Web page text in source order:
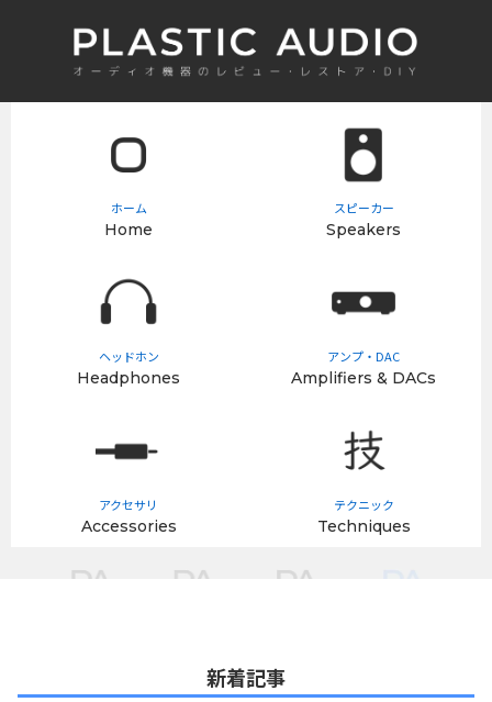
ホーム
Home
スピーカー
Speakers
ヘッドホン
Headphones
アンプ・DAC
Amplifiers & DACs
アクセサリ
Accessories
テクニック
Techniques
新着記事